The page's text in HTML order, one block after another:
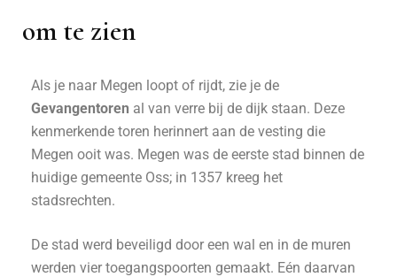
om te zien
Als je naar Megen loopt of rijdt, zie je de
Gevangentoren al van verre bij de dijk staan. Deze
kenmerkende toren herinnert aan de vesting die
Megen ooit was. Megen was de eerste stad binnen de
huidige gemeente Oss; in 1357 kreeg het
stadsrechten.
De stad werd beveiligd door een wal en in de muren
werden vier toegangspoorten gemaakt. Eén daarvan